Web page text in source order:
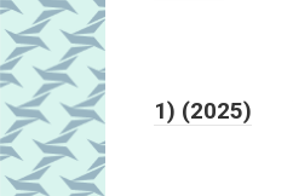
1) (2025)